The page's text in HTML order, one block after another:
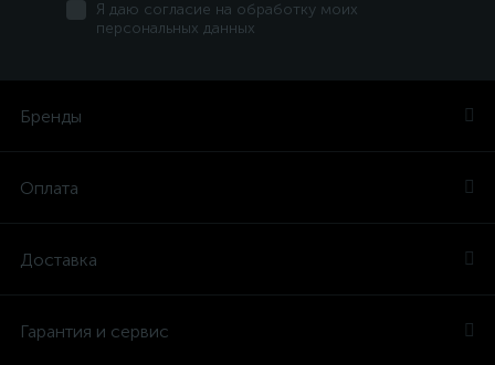
Я даю согласие на обработку моих
персональных данных
Бренды
Оплата
Доставка
Гарантия и сервис